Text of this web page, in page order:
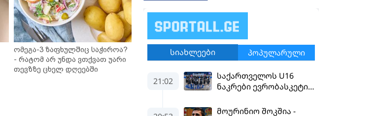
ომეგა-3 ზაფხულშიც საჭიროა?
- რატომ არ უნდა ვთქვათ უარი
თევზზე ცხელ დღეებში